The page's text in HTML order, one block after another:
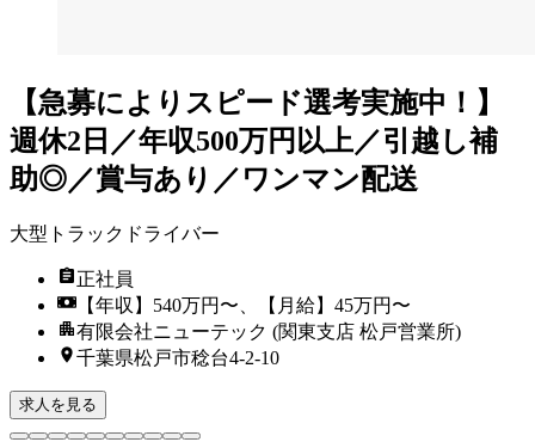
【急募によりスピード選考実施中！】
週休2日／年収500万円以上／引越し補
助◎／賞与あり／ワンマン配送
大型トラックドライバー
正社員
【年収】540万円〜、【月給】45万円〜
有限会社ニューテック (関東支店 松戸営業所)
千葉県松戸市稔台4-2-10
求人を見る